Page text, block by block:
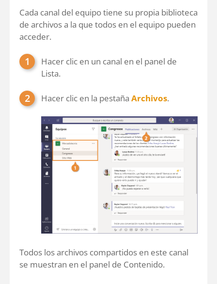
Cada canal del equipo tiene su propia biblioteca
de archivos a la que todos en el equipo pueden
acceder.
Hacer clic en un canal en el panel de
Lista.
Hacer clic en la pestaña Archivos.
Todos los archivos compartidos en este canal
se muestran en el panel de Contenido.